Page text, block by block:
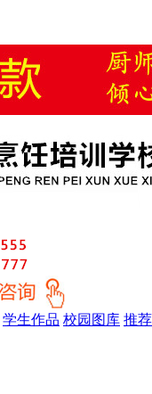
学生作品 校园图库 推